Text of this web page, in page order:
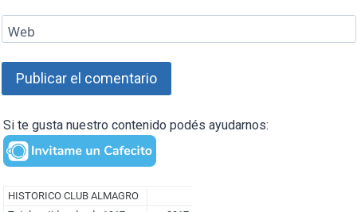
Web
Si te gusta nuestro contenido podés ayudarnos: